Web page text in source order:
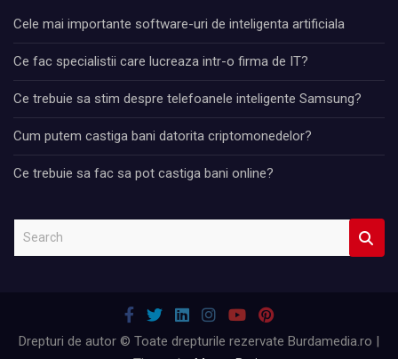
Cele mai importante software-uri de inteligenta artificiala
Ce fac specialistii care lucreaza intr-o firma de IT?
Ce trebuie sa stim despre telefoanele inteligente Samsung?
Cum putem castiga bani datorita criptomonedelor?
Ce trebuie sa fac sa pot castiga bani online?
hDrepturi de autor © Toate drepturile rezervate Burdamedia.ro |